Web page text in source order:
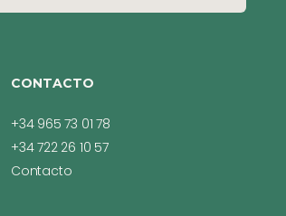
CONTACTO
+34 965 73 01 78
+34 722 26 10 57
Contacto